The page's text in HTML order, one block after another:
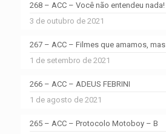
268 – ACC – Você não entendeu nada!
3 de outubro de 2021
267 – ACC – Filmes que amamos,
1 de setembro de 2021
266 – ACC – ADEUS FEBRINI
1 de agosto de 2021
265 – ACC – Protocolo Motoboy – B